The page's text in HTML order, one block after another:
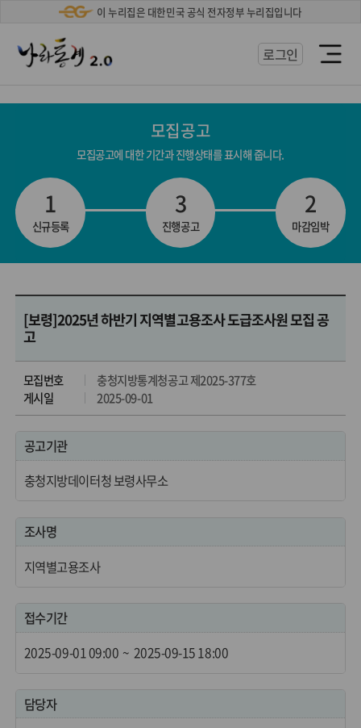
이 누리집은 대한민국 공식 전자정부 누리집입니다
로그인
열
모집공고
모집공고에 대한 기간과 진행상태를 표시해 줍니다.
1
신규등록
3
진행공고
2
마감임박
[보령]2025년 하반기 지역별고용조사 도급조사원 모집 공
고
모집번호
충청지방통계청공고 제2025-377호
게시일
2025-09-01
공고기관
충청지방데이터청 보령사무소
조사명
지역별고용조사
접수기간
2025-09-01 09:00 ~ 2025-09-15 18:00
담당자